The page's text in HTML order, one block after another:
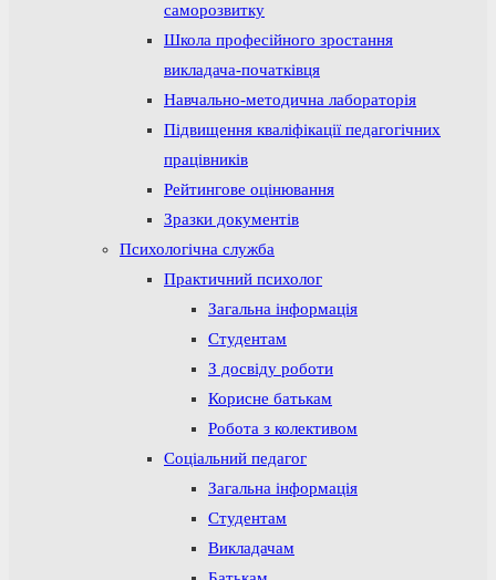
саморозвитку
Школа професійного зростання
викладача-початківця
Навчально-методична лабораторія
Підвищення кваліфікації педагогічних
працівників
Рейтингове оцінювання
Зразки документів
Психологічна служба
Практичний психолог
Загальна інформація
Студентам
З досвіду роботи
Корисне батькам
Робота з колективом
Соціальний педагог
Загальна інформація
Студентам
Викладачам